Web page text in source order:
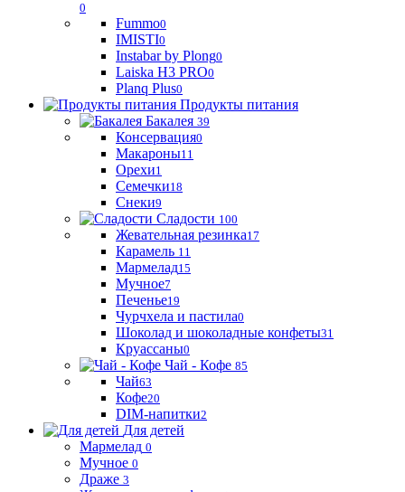
0
Fummo0
IMISTI0
Instabar by Plong0
Laiska H3 PRO0
Planq Plus0
Продукты питания
Бакалея 39
Консервация0
Макароны11
Орехи1
Семечки18
Снеки9
Сладости 100
Жевательная резинка17
Карамель 11
Мармелад15
Мучное7
Печенье19
Чурчхела и пастила0
Шоколад и шоколадные конфеты31
Круассаны0
Чай - Кофе 85
Чай63
Кофе20
DIM-напитки2
Для детей
Мармелад 0
Мучное 0
Драже 3